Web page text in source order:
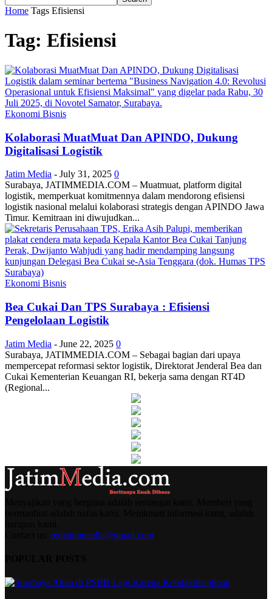
Home Tags Efisiensi
Tag: Efisiensi
Ekonomi Bisnis
Kolaborasi MuatMuat Dan APINDO, Dukung
Digitalisasi Logistik
Jatim Media - July 31, 2025 0
Surabaya, JATIMMEDIA.COM – Muatmuat, platform digital
logistik, memperkuat komitmennya dalam mendorong efisiensi
logistik nasional melalui kolaborasi strategis dengan APINDO Jawa
Timur. Kemitraan ini diwujudkan...
Ekonomi Bisnis
Bea Cukai Dan TPS Surabaya : Efisiensi
Pengelolaan Logistik
Jatim Media - June 22, 2025 0
Surabaya, JATIMMEDIA.COM – Sebagai bagian dari upaya
mempercepat reformasi sektor logistik, Direktorat Jenderal Bea dan
Cukai Kementerian Keuangan RI, bekerja sama dengan RT4D
(Regional...
redjatimmedia@gmail.com